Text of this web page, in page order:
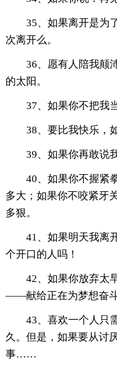
35、如果离开是为
次离开么。
36、愿有人陪我颠
的太阳。
37、如果你不把我
38、要比我快乐，
39、如果你再敢说
40、如果你不握紧
多大；如果你不咬紧牙
多狠。
41、如果明天我离
个开口的人吗！
42、如果你放弃太
——献给正在为梦想奋斗
43、喜欢一个人只
久。但是，如果要从讨
事……